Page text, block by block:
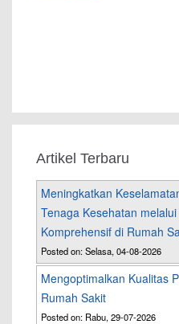
Artikel Terbaru
Meningkatkan
Tenaga Kesehatan
Komprehensif di Rumah
Posted on: Selasa, 04-08-2026
Mengoptimalkan Kualitas
Rumah Sakit
Posted on: Rabu, 29-07-2026